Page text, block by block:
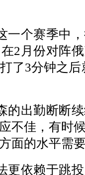
一个赛季中
2月份对阵
了3分钟之
的出勤断断
不佳，有时
面的水平需
更依赖于跳